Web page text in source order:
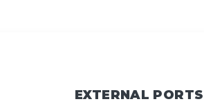
EXTERNAL PORTS